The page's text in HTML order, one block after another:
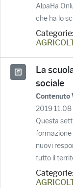
AlpaHa
che ha lo
Categorie:
La
sociale
Contenuto
2019 11.08
Questa
formazione
nuovi
tutto il
Categorie: